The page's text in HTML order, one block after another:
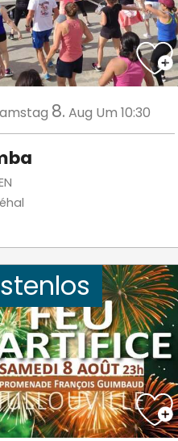
8. Aug Um 10:30